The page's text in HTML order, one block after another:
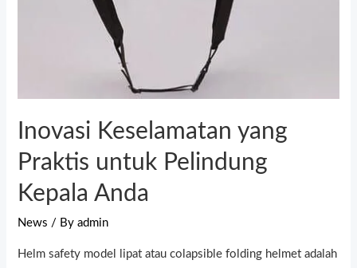
Inovasi Keselamatan yang
Praktis untuk Pelindung
Kepala Anda
News / Byadmin
Helm safety model lipat atau colapsible folding helmet adalah